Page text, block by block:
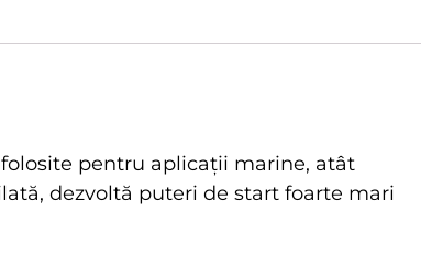
pentru aplicații marine, atât
dezvoltă puteri de start foarte mari